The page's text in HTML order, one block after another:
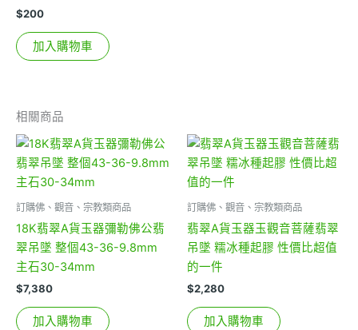
$200
加入購物車
相關商品
訂購佛、觀音、宗教類商品
18K翡翠A貨玉器彌勒佛公翡
翠吊墜 整個43-36-9.8mm
主石30-34mm
$7,380
加入購物車
訂購佛、觀音、宗教類商品
翡翠A貨玉器玉觀音菩薩翡翠
吊墜 糯冰種起膠 性價比超值
的一件
$2,280
加入購物車